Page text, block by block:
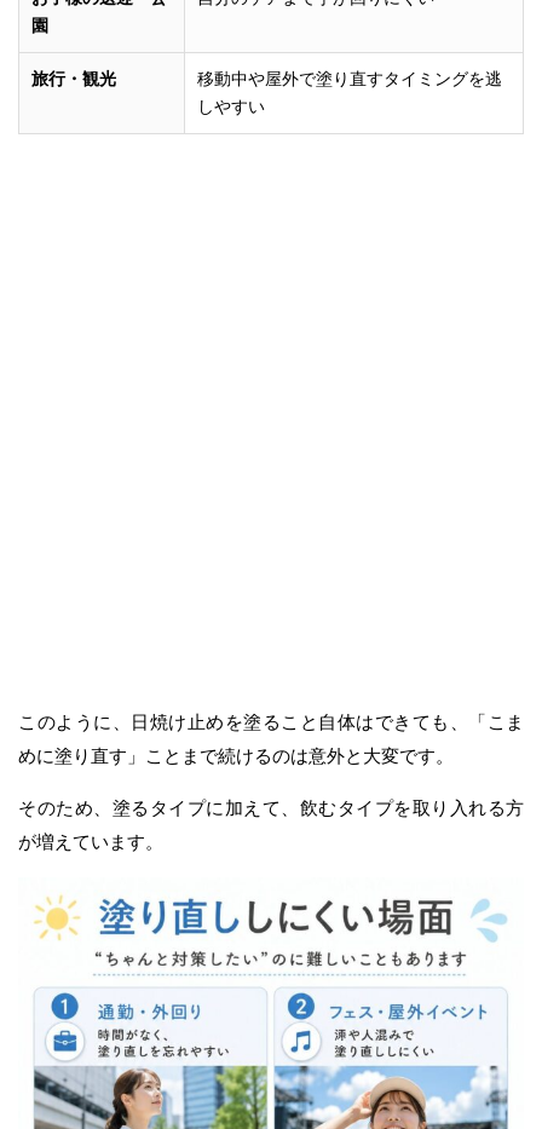
園
旅行・観光
移動中や屋外で塗り直すタイミングを逃
しやすい
このように、日焼け止めを塗ること自体はできても、「こま
めに塗り直す」ことまで続けるのは意外と大変です。
そのため、塗るタイプに加えて、飲むタイプを取り入れる方
が増えています。